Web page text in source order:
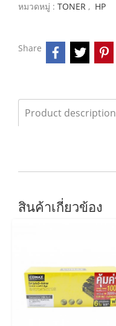
หมวดหมู่ : TONER , HP
Share
Product description
สินค้าเกี่ยวข้อง